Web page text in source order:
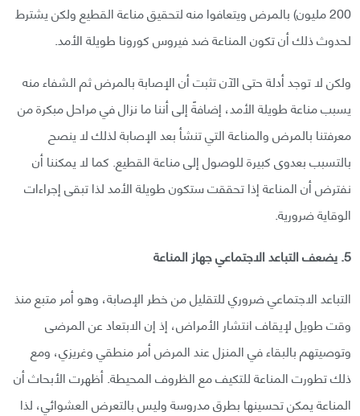
200 مليون) بالمرض ويتعافوا منه لتحقيق مناعة القطيع ولكن يشترط
لحدوث ذلك أن تكون المناعة ضد فيروس كورونا طويلة الأمد.
ولكن لا توجد أدلة حتى الآن تثبت أن الإصابة بالمرض ثم الشفاء منه
يسبب مناعة طويلة الأمد، إضافةً إلى أننا ما نزال في مراحل مبكرة من
معرفتنا بالمرض والمناعة التي تنشأ بعد الإصابة لذلك لا ينصح
بالتسبب بعدوى كبيرة للوصول إلى مناعة القطيع. كما لا يمكننا أن
نفترض أن المناعة إذا تحققت ستكون طويلة الأمد لذا تبقى إجراءات
الوقاية ضرورية.
5. يضعف التباعد الاجتماعي جهاز المناعة
التباعد الاجتماعي ضروري للتقليل من خطر الإصابة، وهو أمر متبع منذ
وقت طويل لإيقاف انتشار الأمراض، إذ إن الابتعاد عن المرضى
وتوصيتهم بالبقاء في المنزل عند المرض أمر منطقي وغريزي، ومع
ذلك تطورت المناعة للتكيف مع الظروف المحيطة. أظهرت الأبحاث أن
المناعة يمكن تحسينها بطرق مدروسة وليس بالتعرض العشوائي، لذا